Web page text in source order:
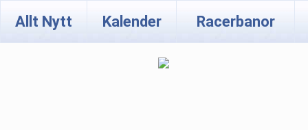
Allt Nytt Kalender Racerbanor